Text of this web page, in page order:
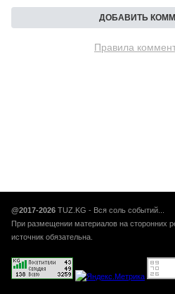
Правила
@2017-2026 TUZ.KG - Вся соль событий...
При размещении материалов на сторонних
источник обязательна.